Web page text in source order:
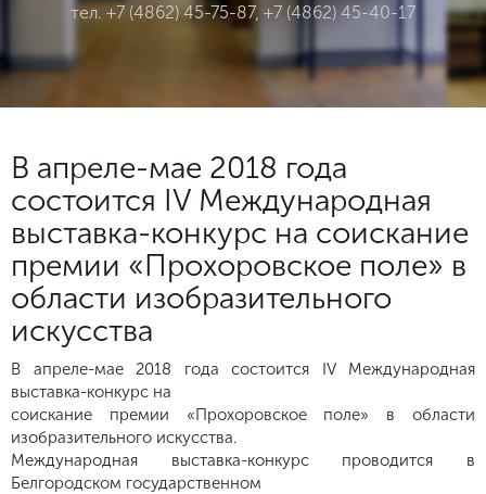
тел. +7 (4862) 45-75-87, +7 (4862) 45-40-17
В апреле-мае 2018 года
состоится IV Международная
выставка-конкурс на соискание
премии «Прохоровское поле» в
области изобразительного
искусства
В апреле-мае 2018 года состоится IV Международная
выставка-конкурс на
соискание премии «Прохоровское поле» в области
изобразительного искусства.
Международная выставка-конкурс проводится в
Белгородском государственном